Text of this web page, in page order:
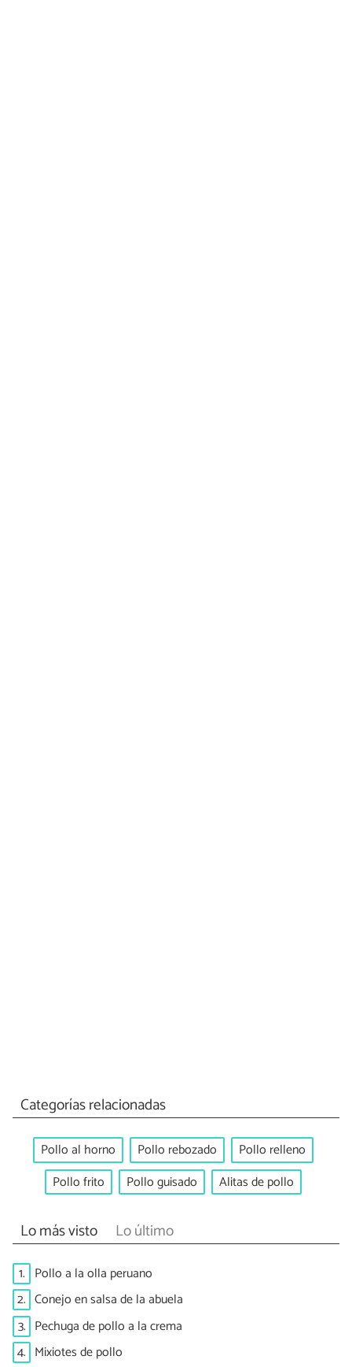
Categorías relacionadas
Pollo al horno Pollo rebozado
Pollo relleno
Pollo frito
Pollo guisado Alitas de pollo
Lo más visto Lo último
1. Pollo a la olla peruano
2. Conejo en salsa de la abuela
3. Pechuga de pollo a la crema
4. Mixiotes de pollo